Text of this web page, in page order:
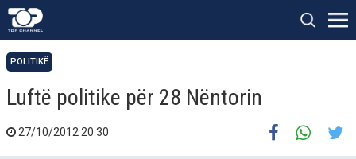
POLITIKË
Luftë politike për 28 Nëntorin
27/10/2012 20:30